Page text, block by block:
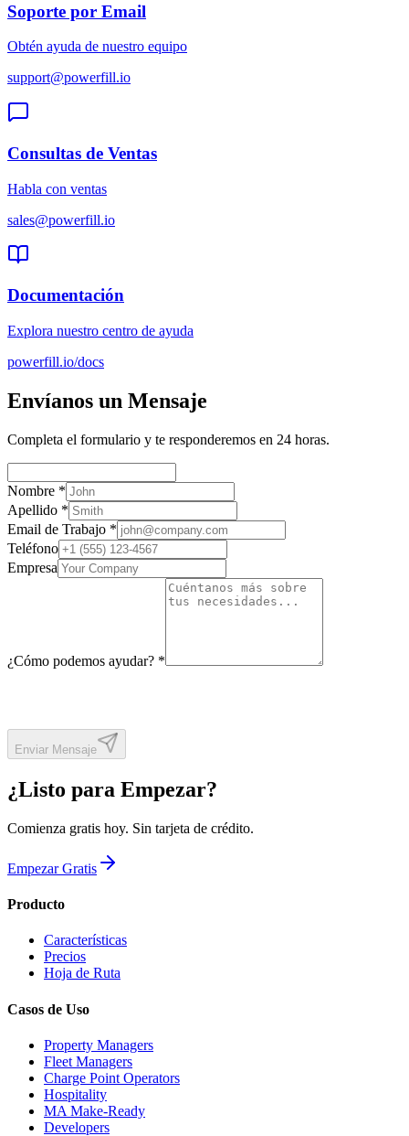
Soporte por Email
Obtén ayuda de nuestro equipo
support@powerfill.io
Consultas de Ventas
Habla con ventas
sales@powerfill.io
Documentación
Explora nuestro centro de ayuda
powerfill.io/docs
Envíanos un Mensaje
Completa el formulario y te responderemos en 24 horas.
Nombre *
Apellido *
Email de Trabajo *
Teléfono
Empresa
¿Cómo podemos ayudar? *
Enviar Mensaje
¿Listo para Empezar?
Comienza gratis hoy. Sin tarjeta de crédito.
Empezar Gratis
Producto
Características
Precios
Hoja de Ruta
Casos de Uso
Property Managers
Fleet Managers
Charge Point Operators
Hospitality
MA Make-Ready
Developers